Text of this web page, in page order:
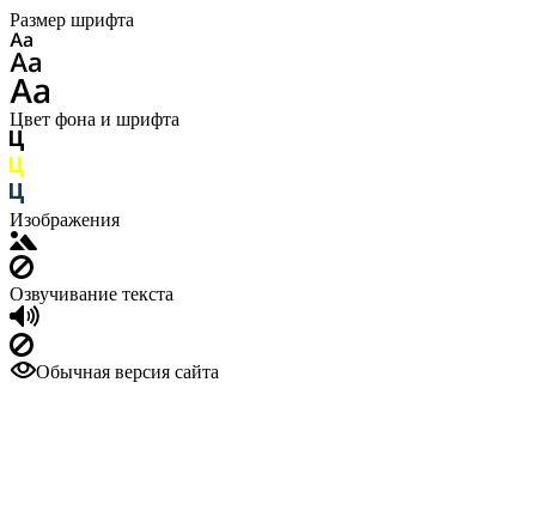
Размер шрифта
Цвет фона и шрифта
Изображения
Озвучивание текста
Обычная версия сайта